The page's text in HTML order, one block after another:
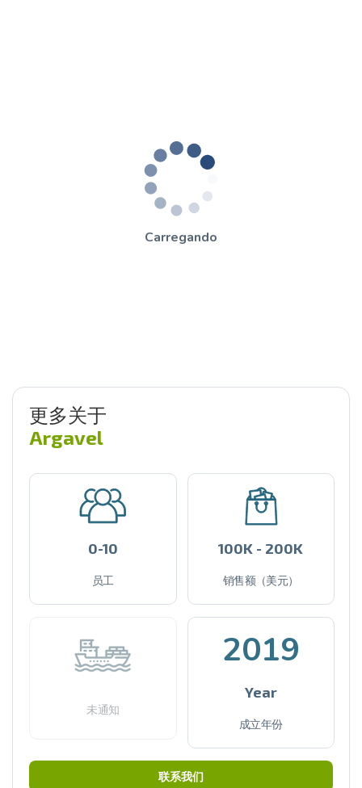
Carregando
更多关于
Argavel
0-10
员工
100K - 200K
销售额（美元）
未通知
2019
Year
成立年份
联系我们